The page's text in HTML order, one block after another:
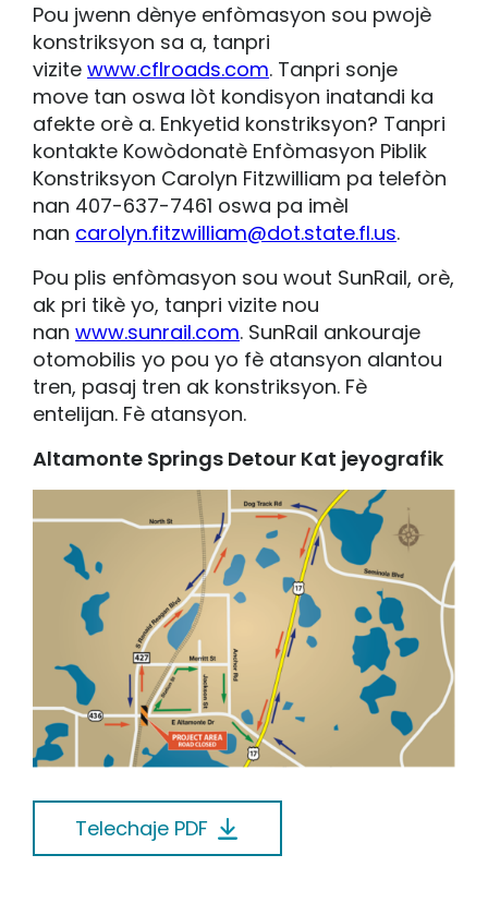
Pou jwenn dènye enfòmasyon sou pwojè
konstriksyon sa a, tanpri
vizite www.cflroads.com. Tanpri sonje
move tan oswa lòt kondisyon inatandi ka
afekte orè a. Enkyetid konstriksyon? Tanpri
kontakte Kowòdonatè Enfòmasyon Piblik
Konstriksyon Carolyn Fitzwilliam pa telefòn
nan 407-637-7461 oswa pa imèl
nan carolyn.fitzwilliam@dot.state.fl.us.
Pou plis enfòmasyon sou wout SunRail, orè,
ak pri tikè yo, tanpri vizite nou
nan www.sunrail.com. SunRail ankouraje
otomobilis yo pou yo fè atansyon alantou
tren, pasaj tren ak konstriksyon. Fè
entelijan. Fè atansyon.
Altamonte Springs Detour Kat jeyografik
Telechaje PDF